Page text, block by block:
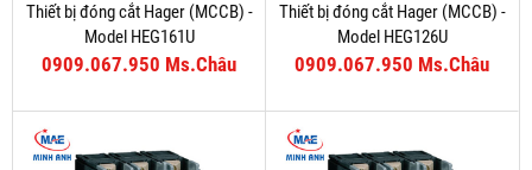
Thiết bị đóng cắt Hager (MCCB) -
Model HEG161U
0909.067.950 Ms.Châu
Thiết bị đóng cắt Hager (MCCB) -
Model HEG126U
0909.067.950 Ms.Châu